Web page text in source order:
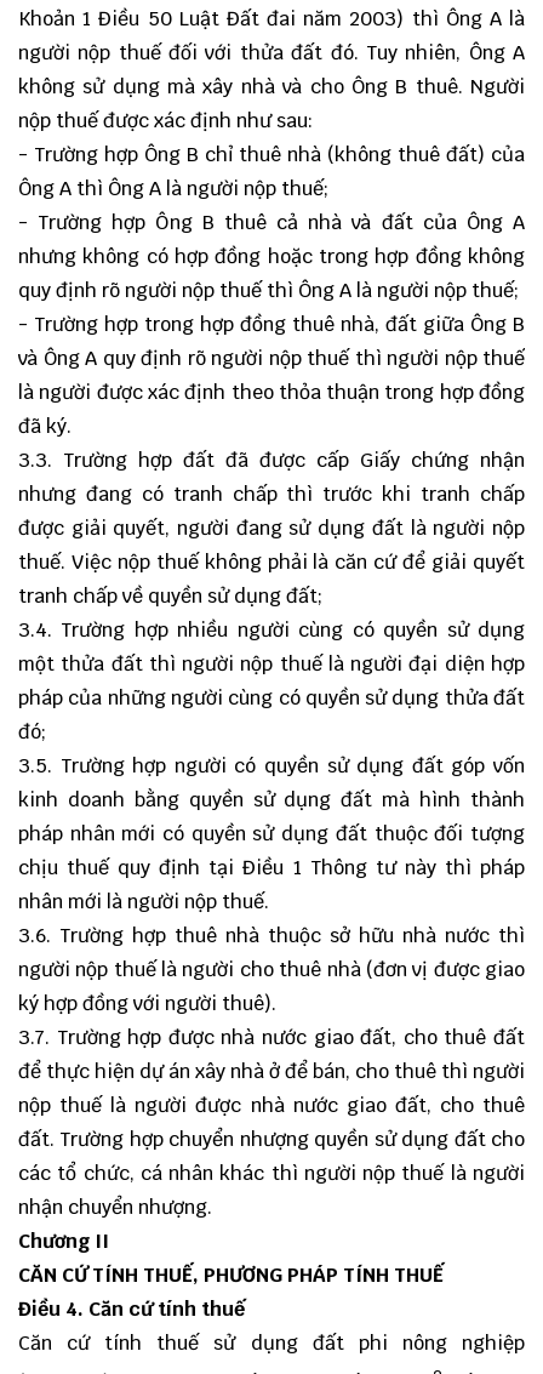
Khoản 1 Điều 50 Luật Đất đai năm 2003) thì Ông A là
người nộp thuế đối với thửa đất đó. Tuy nhiên, Ông A
không sử dụng mà xây nhà và cho Ông B thuê. Người
nộp thuế được xác định như sau:
- Trường hợp Ông B chỉ thuê nhà (không thuê đất) của
Ông A thì Ông A là người nộp thuế;
- Trường hợp Ông B thuê cả nhà và đất của Ông A
nhưng không có hợp đồng hoặc trong hợp đồng không
quy định rõ người nộp thuế thì Ông A là người nộp thuế;
- Trường hợp trong hợp đồng thuê nhà, đất giữa Ông B
và Ông A quy định rõ người nộp thuế thì người nộp thuế
là người được xác định theo thỏa thuận trong hợp đồng
đã ký.
3.3. Trường hợp đất đã được cấp Giấy chứng nhận
nhưng đang có tranh chấp thì trước khi tranh chấp
được giải quyết, người đang sử dụng đất là người nộp
thuế. Việc nộp thuế không phải là căn cứ để giải quyết
tranh chấp về quyền sử dụng đất;
3.4. Trường hợp nhiều người cùng có quyền sử dụng
một thửa đất thì người nộp thuế là người đại diện hợp
pháp của những người cùng có quyền sử dụng thửa đất
đó;
3.5. Trường hợp người có quyền sử dụng đất góp vốn
kinh doanh bằng quyền sử dụng đất mà hình thành
pháp nhân mới có quyền sử dụng đất thuộc đối tượng
chịu thuế quy định tại Điều 1 Thông tư này thì pháp
nhân mới là người nộp thuế.
3.6. Trường hợp thuê nhà thuộc sở hữu nhà nước thì
người nộp thuế là người cho thuê nhà (đơn vị được giao
ký hợp đồng với người thuê).
3.7. Trường hợp được nhà nước giao đất, cho thuê đất
để thực hiện dự án xây nhà ở để bán, cho thuê thì người
nộp thuế là người được nhà nước giao đất, cho thuê
đất. Trường hợp chuyển nhượng quyền sử dụng đất cho
các tổ chức, cá nhân khác thì người nộp thuế là người
nhận chuyển nhượng.
Chương II
CĂN CỨ TÍNH THUẾ, PHƯƠNG PHÁP TÍNH THUẾ
Điều 4. Căn cứ tính thuế
Căn cứ tính thuế sử dụng đất phi nông nghiệp